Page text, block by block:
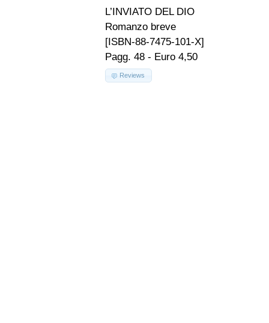
L’INVIATO DEL DIO
Romanzo breve
[ISBN-88-7475-101-X]
Pagg. 48 - Euro 4,50
Reviews